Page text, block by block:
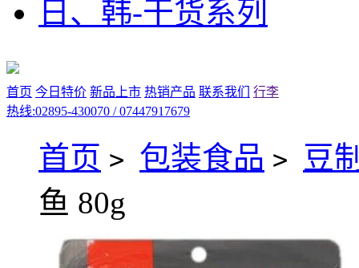
日、韩-干货系列
首页 今日特价 新品上市 热销产品 联系我们
行李
热线:02895-430070 / 07447917679
首页 > 包装食品 > 豆
鱼 80g